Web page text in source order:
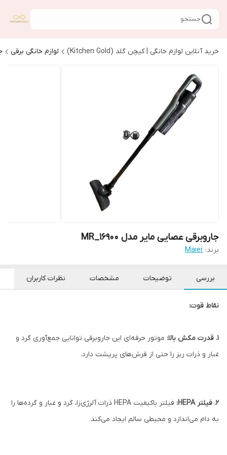
جستجو
خرید آنلاین لوازم خانگی | کیچن گلد (Kitchen Gold) لوازم خانگی برقی
جاروبرقی عصایی مایر مدل MR_16900
برند: Maier
بررسی توضیحات مشخصات نظرات کاربران
نقاط قوت:
1. قدرت مکش بالا:
موتور حرفه‌ای این جاروبرقی توانایی جمع‌آوری گرد و
غبار و ذرات ریز را حتی از فرش‌های پرپشت دارد.
2. فیلتر HEPA:
فیلتر باکیفیت HEPA ذرات آلرژی‌زا، گرد و غبار و گرده‌ها را
به دام می‌اندازد و محیطی سالم ایجاد می‌کند.